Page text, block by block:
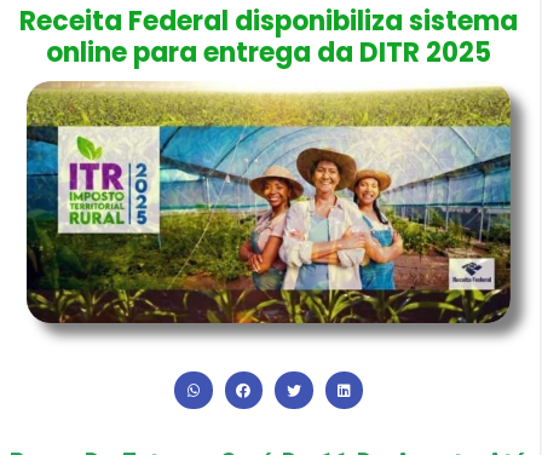
Receita Federal disponibiliza sistema
online para entrega da DITR 2025